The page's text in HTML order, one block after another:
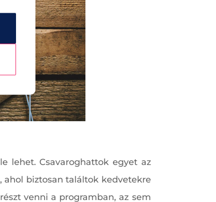
lehet. Csavaroghattok egyet az
ahol biztosan találtok kedvetekre
venni a programban, az sem